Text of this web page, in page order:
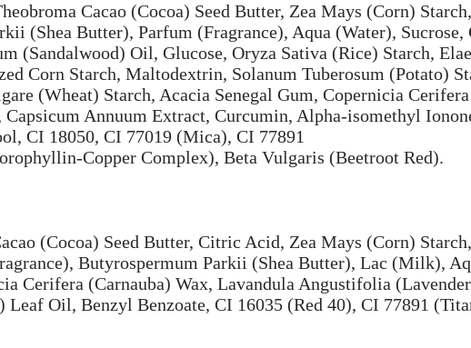
Cacao (Cocoa) Seed Butter, Zea Mays (Corn)
(Shea Butter), Parfum (Fragrance), Aqua (Water), Sucrose,
(Sandalwood) Oil, Glucose, Oryza Sativa (Rice) Starch,
Corn Starch, Maltodextrin, Solanum Tuberosum (Potato)
(Wheat) Starch, Acacia Senegal Gum, Copernicia
Annuum Extract, Curcumin, Alpha-isomethyl
CI 18050, CI 77019 (Mica), CI 77891
Copper Complex), Beta Vulgaris (Beetroot Red).
(Cocoa) Seed Butter, Citric Acid, Zea Mays (Corn)
Butyrospermum Parkii (Shea Butter), Lac (Milk),
Cerifera (Carnauba) Wax, Lavandula Angustifolia
Oil, Benzyl Benzoate, CI 16035 (Red 40), CI 77891